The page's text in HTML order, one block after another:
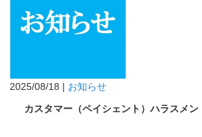
2025/08/18 | お知らせ
カスタマー（ペイシェント）ハラスメ